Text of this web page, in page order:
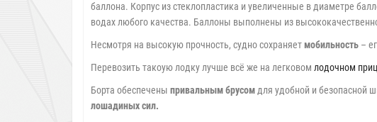
баллона. Корпус из стеклопластика и увеличенные в диаметре
водах любого качества. Баллоны выполнены из
Несмотря на высокую прочность, судно сохраняет мобильность –
Перевозить такоую лодку лучше всё же на легковом лодочном
Борта обеспечены привальным брусом для удобной и безопасной
лошадиных сил.